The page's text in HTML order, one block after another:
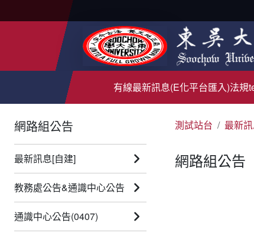
有線最新訊息(E化平台匯入)法規
網路組公告
最新訊息[自建]
教務處公告&通識中心公告
通識中心公告(0407)
測試站台 最新
網路組公告